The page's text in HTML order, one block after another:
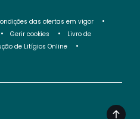
das ofertas em vigor
Gerir cookies
Livro de
de Litígios Online